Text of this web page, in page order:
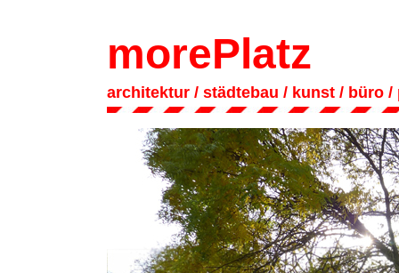
morePlatz
architektur / städtebau / kunst / büro /